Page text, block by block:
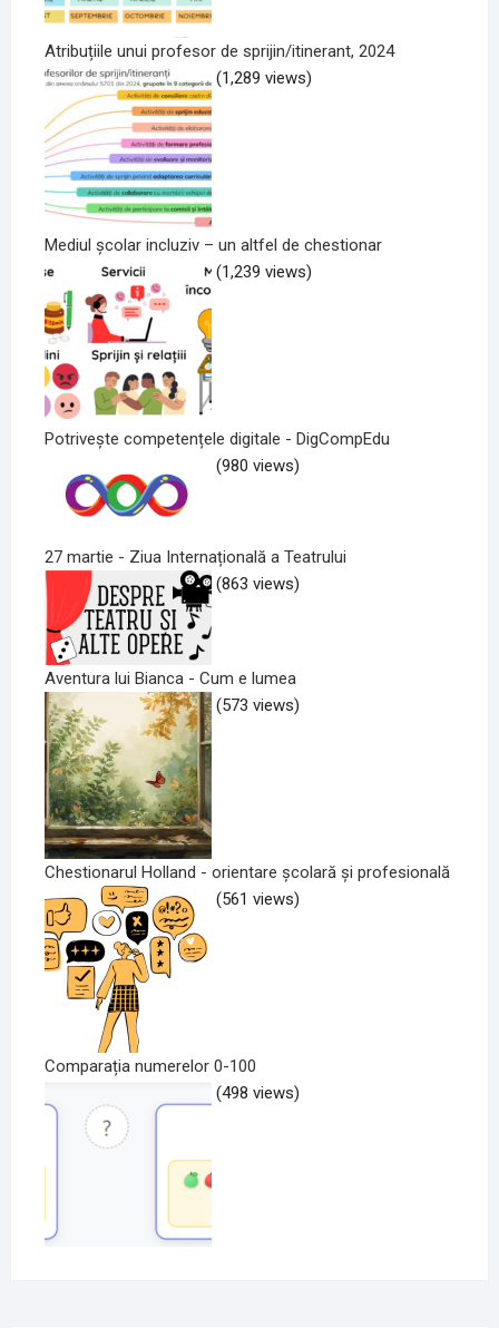
Atribuțiile unui profesor de sprijin/itinerant, 2024
(1,289 views)
Mediul școlar incluziv – un altfel de chestionar
(1,239 views)
Potrivește competențele digitale - DigCompEdu
(980 views)
27 martie - Ziua Internațională a Teatrului
(863 views)
Aventura lui Bianca - Cum e lumea
(573 views)
Chestionarul Holland - orientare școlară și profesională
(561 views)
Comparația numerelor 0-100
(498 views)